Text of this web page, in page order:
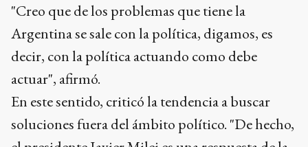
"Creo que de los problemas que tiene la
Argentina se sale con la política, digamos, es
decir, con la política actuando como debe
actuar", afirmó.
En este sentido, criticó la tendencia a buscar
soluciones fuera del ámbito político. "De hecho,